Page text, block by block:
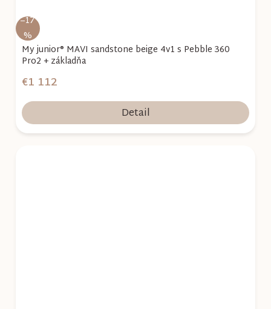
–17
%
My junior® MAVI sandstone beige 4v1 s Pebble 360
Pro2 + základňa
€1 112
Detail